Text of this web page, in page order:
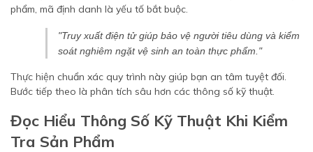
phẩm, mã định danh là yếu tố bắt buộc.
"Truy xuất điện tử giúp bảo vệ người tiêu dùng và kiểm
soát nghiêm ngặt vệ sinh an toàn thực phẩm."
Thực hiện chuẩn xác quy trình này giúp bạn an tâm tuyệt đối.
Bước tiếp theo là phân tích sâu hơn các thông số kỹ thuật.
Đọc Hiểu Thông Số Kỹ Thuật Khi Kiểm
Tra Sản Phẩm